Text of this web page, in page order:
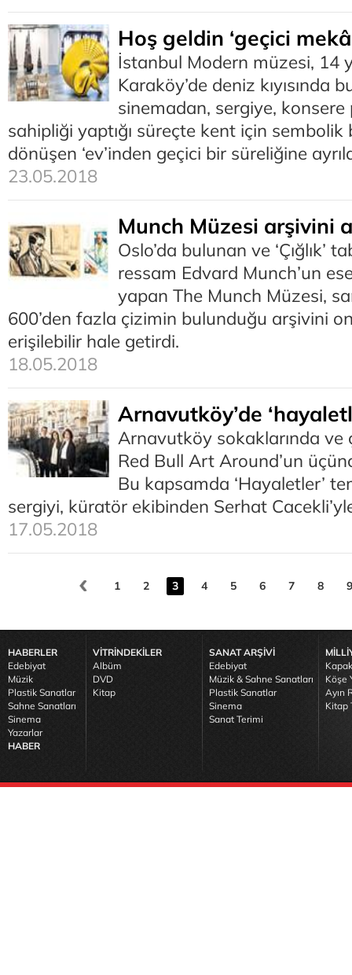
Hoş geldin ‘geçici
İstanbul Modern müzesi, 14
Karaköy’de deniz kıyısında
sinemadan, sergiye,
sahipliği yaptığı süreçte kent için
dönüşen ‘ev’inden geçici bir süreliğine
23.05.2018
Munch Müzesi arşivini
Oslo’da bulunan ve ‘Çığlık’
ressam Edvard Munch’un
yapan The Munch Müzesi,
600’den fazla çizimin bulunduğu arşivini
erişilebilir hale getirdi.
18.05.2018
Arnavutköy’de
Arnavutköy sokaklarında ve
Red Bull Art Around’un
Bu kapsamda ‘Hayaletler’
sergiyi, küratör ekibinden Serhat
17.05.2018
1 2 3 4 5 6 7 8 9
HABERLER
Edebiyat
Müzik
Plastik Sanatlar
Sahne Sanatları
Sinema
Yazarlar
HABER
VİTRİNDEKİLER
Albüm
DVD
Kitap
SANAT ARŞİVİ
Edebiyat
Müzik & Sahne Sanatları
Plastik Sanatlar
Sinema
Sanat Terimi
Köşe
Ayın
Kitap